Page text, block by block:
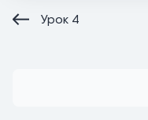
Урок 4